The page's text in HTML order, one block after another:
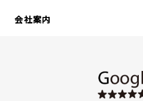
会社案内